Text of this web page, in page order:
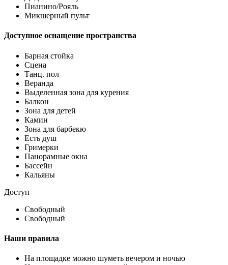
Пианино/Рояль
Микшерный пульт
Доступное оснащение пространства
Барная стойка
Сцена
Танц. пол
Веранда
Выделенная зона для курения
Балкон
Зона для детей
Камин
Зона для барбекю
Есть душ
Гримерки
Панорамные окна
Бассейн
Кальяны
Доступ
Свободный
Свободный
Наши правила
На площадке можно шуметь вечером и ночью